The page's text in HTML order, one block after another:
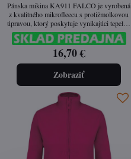
Pánska mikina KA911 FALCO je vyrobená
z kvalitného mikrofleecu s protižmolkovou
úpravou, ktorý poskytuje vynikajúci tepelný
komfort a pohodlie. Ideálna na bežné
nosenie aj pracovné využitie v
zdravotníctve, gastronómii a wellness.
16,70 €
Zobraziť